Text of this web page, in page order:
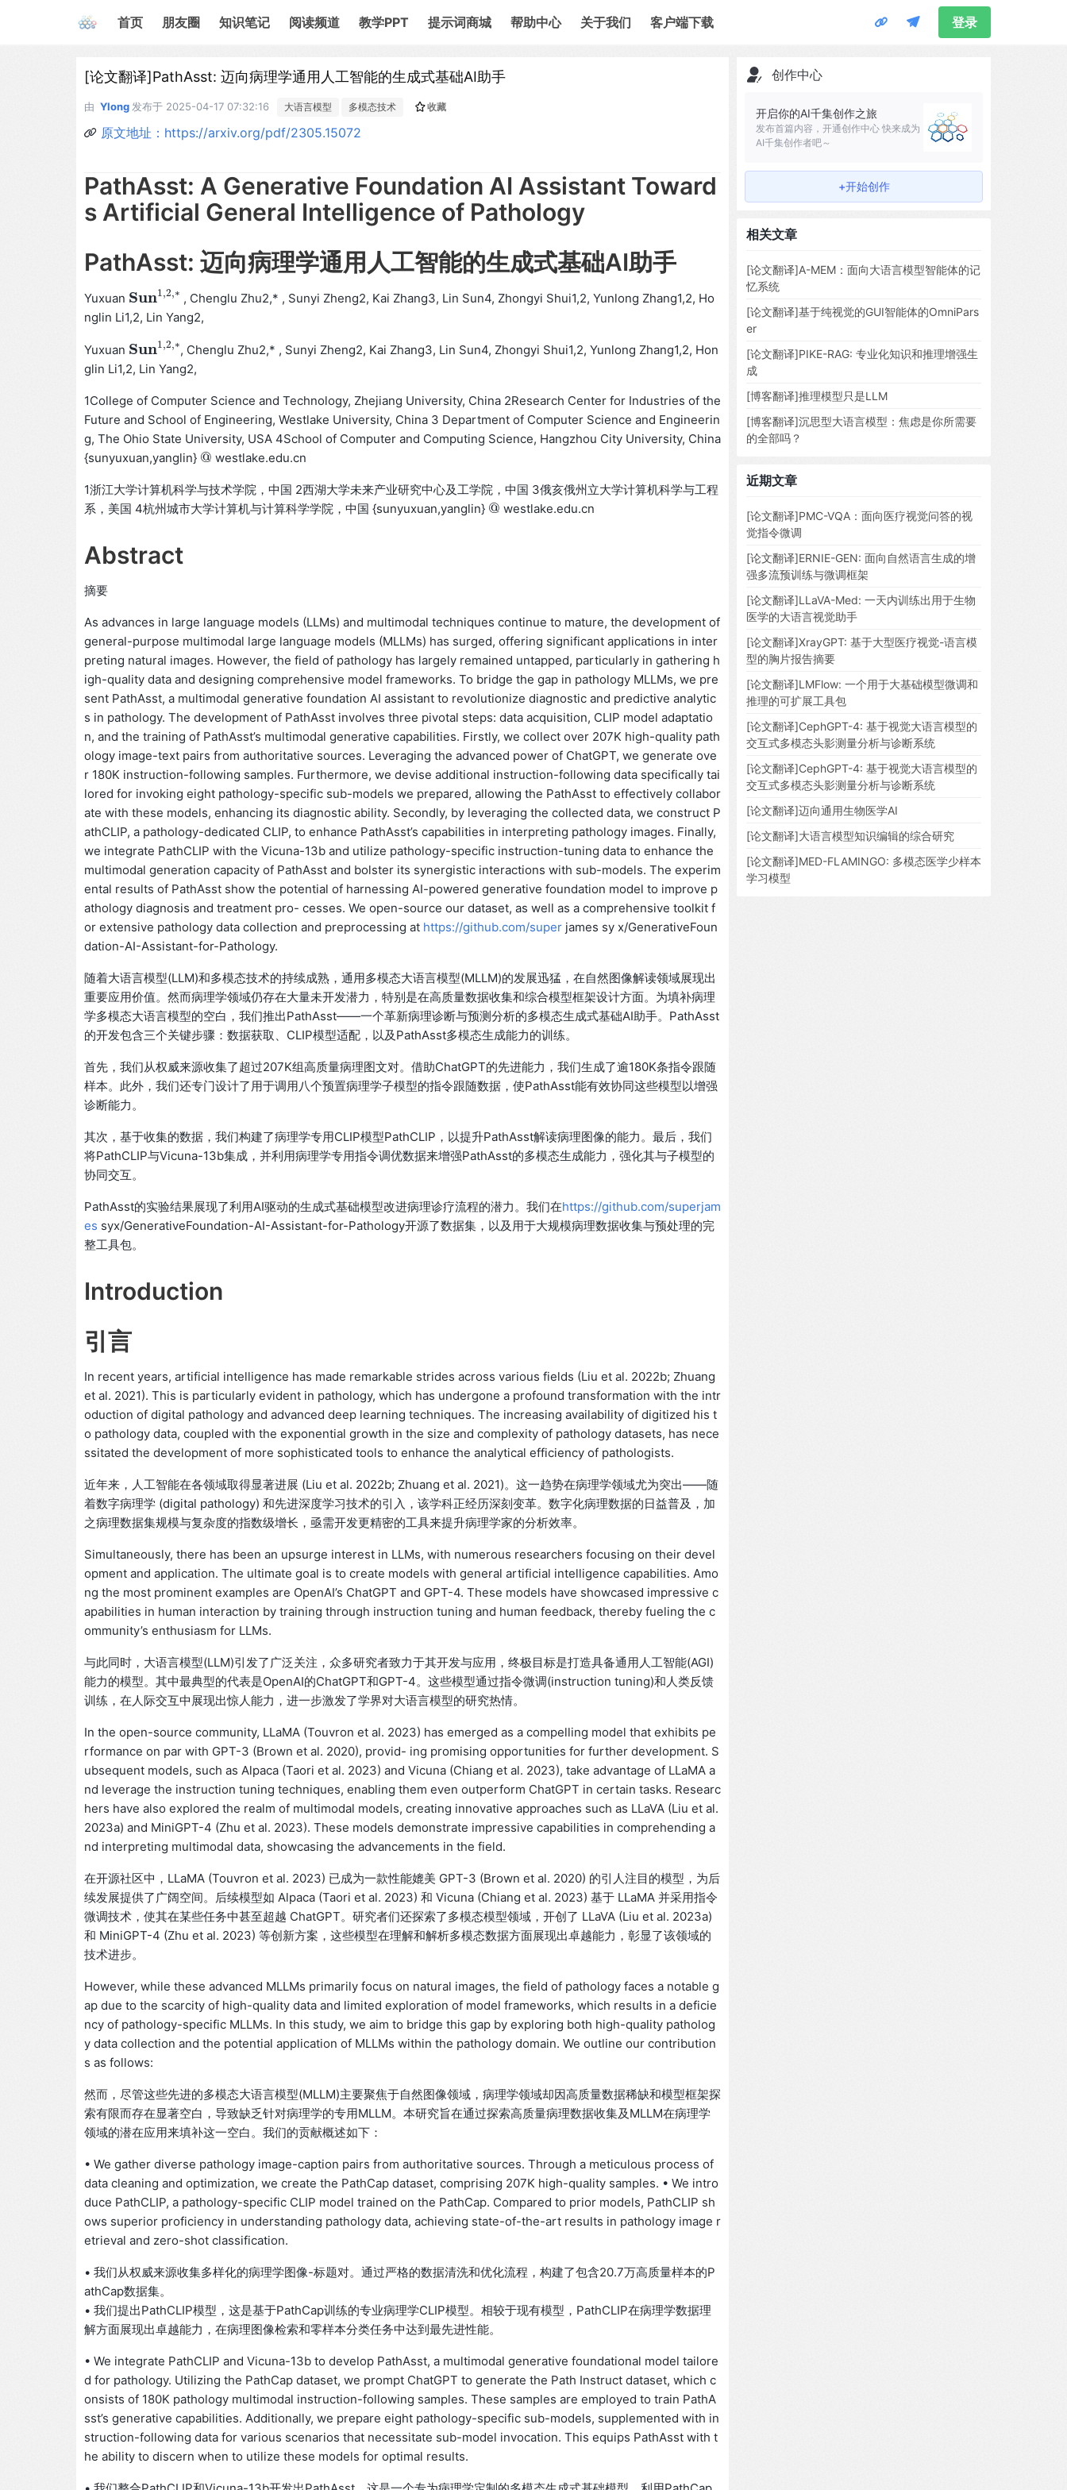
首页 朋友圈 知识笔记 阅读频道 教学PPT 提示词商城 帮助中心 关于我们 客户端下载 登录
[论文翻译]PathAsst: 迈向病理学通用人工智能的生成式基础AI助手
由 Ylong 发布于 2025-04-17 07:32:16 大语言模型 多模态技术 收藏
原文地址：https://arxiv.org/pdf/2305.15072
PathAsst: A Generative Foundation AI Assistant Toward
s Artificial General Intelligence of Pathology
PathAsst: 迈向病理学通用人工智能的生成式基础AI助手
Yuxuan Sun1,2,∗
Sun1,2,∗ , Chenglu Zhu2,* , Sunyi Zheng2, Kai Zhang3, Lin Sun4, Zhongyi Shui1,2, Yunlong Zhang1,2, Ho
nglin Li1,2, Lin Yang2,
Yuxuan Sun1,2,∗
Sun1,2,∗, Chenglu Zhu2,* , Sunyi Zheng2, Kai Zhang3, Lin Sun4, Zhongyi Shui1,2, Yunlong Zhang1,2, Hon
glin Li1,2, Lin Yang2,
1College of Computer Science and Technology, Zhejiang University, China 2Research Center for Industries of the
Future and School of Engineering, Westlake University, China 3 Department of Computer Science and Engineerin
g, The Ohio State University, USA 4School of Computer and Computing Science, Hangzhou City University, China
{sunyuxuan,yanglin} @
@ westlake.edu.cn
1浙江大学计算机科学与技术学院，中国 2西湖大学未来产业研究中心及工学院，中国 3俄亥俄州立大学计算机科学与工程
系，美国 4杭州城市大学计算机与计算科学学院，中国 {sunyuxuan,yanglin} @
@ westlake.edu.cn
Abstract
摘要
As advances in large language models (LLMs) and multimodal techniques continue to mature, the development of
general-purpose multimodal large language models (MLLMs) has surged, offering significant applications in inter
preting natural images. However, the field of pathology has largely remained untapped, particularly in gathering h
igh-quality data and designing comprehensive model frameworks. To bridge the gap in pathology MLLMs, we pre
sent PathAsst, a multimodal generative foundation AI assistant to revolutionize diagnostic and predictive analytic
s in pathology. The development of PathAsst involves three pivotal steps: data acquisition, CLIP model adaptatio
n, and the training of PathAsst’s multimodal generative capabilities. Firstly, we collect over 207K high-quality path
ology image-text pairs from authoritative sources. Leveraging the advanced power of ChatGPT, we generate ove
r 180K instruction-following samples. Furthermore, we devise additional instruction-following data specifically tai
lored for invoking eight pathology-specific sub-models we prepared, allowing the PathAsst to effectively collabor
ate with these models, enhancing its diagnostic ability. Secondly, by leveraging the collected data, we construct P
athCLIP, a pathology-dedicated CLIP, to enhance PathAsst’s capabilities in interpreting pathology images. Finally,
we integrate PathCLIP with the Vicuna-13b and utilize pathology-specific instruction-tuning data to enhance the
multimodal generation capacity of PathAsst and bolster its synergistic interactions with sub-models. The experim
ental results of PathAsst show the potential of harnessing AI-powered generative foundation model to improve p
athology diagnosis and treatment pro- cesses. We open-source our dataset, as well as a comprehensive toolkit f
or extensive pathology data collection and preprocessing at https://github.com/super james sy x/GenerativeFoun
dation-AI-Assistant-for-Pathology.
随着大语言模型(LLM)和多模态技术的持续成熟，通用多模态大语言模型(MLLM)的发展迅猛，在自然图像解读领域展现出
重要应用价值。然而病理学领域仍存在大量未开发潜力，特别是在高质量数据收集和综合模型框架设计方面。为填补病理
学多模态大语言模型的空白，我们推出PathAsst——一个革新病理诊断与预测分析的多模态生成式基础AI助手。PathAsst
的开发包含三个关键步骤：数据获取、CLIP模型适配，以及PathAsst多模态生成能力的训练。
首先，我们从权威来源收集了超过207K组高质量病理图文对。借助ChatGPT的先进能力，我们生成了逾180K条指令跟随
样本。此外，我们还专门设计了用于调用八个预置病理学子模型的指令跟随数据，使PathAsst能有效协同这些模型以增强
诊断能力。
其次，基于收集的数据，我们构建了病理学专用CLIP模型PathCLIP，以提升PathAsst解读病理图像的能力。最后，我们
将PathCLIP与Vicuna-13b集成，并利用病理学专用指令调优数据来增强PathAsst的多模态生成能力，强化其与子模型的
协同交互。
PathAsst的实验结果展现了利用AI驱动的生成式基础模型改进病理诊疗流程的潜力。我们在https://github.com/superjam
es syx/GenerativeFoundation-AI-Assistant-for-Pathology开源了数据集，以及用于大规模病理数据收集与预处理的完
整工具包。
Introduction
引言
In recent years, artificial intelligence has made remarkable strides across various fields (Liu et al. 2022b; Zhuang
et al. 2021). This is particularly evident in pathology, which has undergone a profound transformation with the intr
oduction of digital pathology and advanced deep learning techniques. The increasing availability of digitized his t
o pathology data, coupled with the exponential growth in the size and complexity of pathology datasets, has nece
ssitated the development of more sophisticated tools to enhance the analytical efficiency of pathologists.
近年来，人工智能在各领域取得显著进展 (Liu et al. 2022b; Zhuang et al. 2021)。这一趋势在病理学领域尤为突出——随
着数字病理学 (digital pathology) 和先进深度学习技术的引入，该学科正经历深刻变革。数字化病理数据的日益普及，加
之病理数据集规模与复杂度的指数级增长，亟需开发更精密的工具来提升病理学家的分析效率。
Simultaneously, there has been an upsurge interest in LLMs, with numerous researchers focusing on their devel
opment and application. The ultimate goal is to create models with general artificial intelligence capabilities. Amo
ng the most prominent examples are OpenAI’s ChatGPT and GPT-4. These models have showcased impressive c
apabilities in human interaction by training through instruction tuning and human feedback, thereby fueling the c
ommunity’s enthusiasm for LLMs.
与此同时，大语言模型(LLM)引发了广泛关注，众多研究者致力于其开发与应用，终极目标是打造具备通用人工智能(AGI)
能力的模型。其中最典型的代表是OpenAI的ChatGPT和GPT-4。这些模型通过指令微调(instruction tuning)和人类反馈
训练，在人际交互中展现出惊人能力，进一步激发了学界对大语言模型的研究热情。
In the open-source community, LLaMA (Touvron et al. 2023) has emerged as a compelling model that exhibits pe
rformance on par with GPT-3 (Brown et al. 2020), provid- ing promising opportunities for further development. S
ubsequent models, such as Alpaca (Taori et al. 2023) and Vicuna (Chiang et al. 2023), take advantage of LLaMA a
nd leverage the instruction tuning techniques, enabling them even outperform ChatGPT in certain tasks. Researc
hers have also explored the realm of multimodal models, creating innovative approaches such as LLaVA (Liu et al.
2023a) and MiniGPT-4 (Zhu et al. 2023). These models demonstrate impressive capabilities in comprehending a
nd interpreting multimodal data, showcasing the advancements in the field.
在开源社区中，LLaMA (Touvron et al. 2023) 已成为一款性能媲美 GPT-3 (Brown et al. 2020) 的引人注目的模型，为后
续发展提供了广阔空间。后续模型如 Alpaca (Taori et al. 2023) 和 Vicuna (Chiang et al. 2023) 基于 LLaMA 并采用指令
微调技术，使其在某些任务中甚至超越 ChatGPT。研究者们还探索了多模态模型领域，开创了 LLaVA (Liu et al. 2023a)
和 MiniGPT-4 (Zhu et al. 2023) 等创新方案，这些模型在理解和解析多模态数据方面展现出卓越能力，彰显了该领域的
技术进步。
However, while these advanced MLLMs primarily focus on natural images, the field of pathology faces a notable g
ap due to the scarcity of high-quality data and limited exploration of model frameworks, which results in a deficie
ncy of pathology-specific MLLMs. In this study, we aim to bridge this gap by exploring both high-quality patholog
y data collection and the potential application of MLLMs within the pathology domain. We outline our contribution
s as follows:
然而，尽管这些先进的多模态大语言模型(MLLM)主要聚焦于自然图像领域，病理学领域却因高质量数据稀缺和模型框架探
索有限而存在显著空白，导致缺乏针对病理学的专用MLLM。本研究旨在通过探索高质量病理数据收集及MLLM在病理学
领域的潜在应用来填补这一空白。我们的贡献概述如下：
• We gather diverse pathology image-caption pairs from authoritative sources. Through a meticulous process of
data cleaning and optimization, we create the PathCap dataset, comprising 207K high-quality samples. • We intro
duce PathCLIP, a pathology-specific CLIP model trained on the PathCap. Compared to prior models, PathCLIP sh
ows superior proficiency in understanding pathology data, achieving state-of-the-art results in pathology image r
etrieval and zero-shot classification.
• 我们从权威来源收集多样化的病理学图像-标题对。通过严格的数据清洗和优化流程，构建了包含20.7万高质量样本的P
athCap数据集。
• 我们提出PathCLIP模型，这是基于PathCap训练的专业病理学CLIP模型。相较于现有模型，PathCLIP在病理学数据理
解方面展现出卓越能力，在病理图像检索和零样本分类任务中达到最先进性能。
• We integrate PathCLIP and Vicuna-13b to develop PathAsst, a multimodal generative foundational model tailore
d for pathology. Utilizing the PathCap dataset, we prompt ChatGPT to generate the Path Instruct dataset, which c
onsists of 180K pathology multimodal instruction-following samples. These samples are employed to train PathA
sst’s generative capabilities. Additionally, we prepare eight pathology-specific sub-models, supplemented with in
struction-following data for various scenarios that necessitate sub-model invocation. This equips PathAsst with t
he ability to discern when to utilize these models for optimal results.
创作中心
开启你的AI千集创作之旅
发布首篇内容，开通创作中心 快来成为
AI千集创作者吧～
+开始创作
相关文章
[论文翻译]A-MEM：面向大语言模型智能体的记
忆系统
[论文翻译]基于纯视觉的GUI智能体的OmniPars
er
[论文翻译]PIKE-RAG: 专业化知识和推理增强生
成
[博客翻译]推理模型只是LLM
[博客翻译]沉思型大语言模型：焦虑是你所需要
的全部吗？
近期文章
[论文翻译]PMC-VQA：面向医疗视觉问答的视
觉指令微调
[论文翻译]ERNIE-GEN: 面向自然语言生成的增
强多流预训练与微调框架
[论文翻译]LLaVA-Med: 一天内训练出用于生物
医学的大语言视觉助手
[论文翻译]XrayGPT: 基于大型医疗视觉-语言模
型的胸片报告摘要
[论文翻译]LMFlow: 一个用于大基础模型微调和
推理的可扩展工具包
[论文翻译]CephGPT-4: 基于视觉大语言模型的
交互式多模态头影测量分析与诊断系统
[论文翻译]CephGPT-4: 基于视觉大语言模型的
交互式多模态头影测量分析与诊断系统
[论文翻译]迈向通用生物医学AI
[论文翻译]大语言模型知识编辑的综合研究
[论文翻译]MED-FLAMINGO: 多模态医学少样本
学习模型